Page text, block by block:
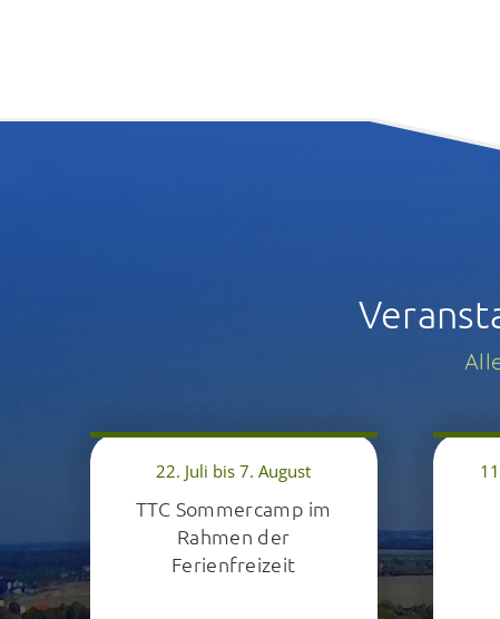
22. Juli bis 7. August
TTC Sommercamp im
Rahmen der
Ferienfreizeit